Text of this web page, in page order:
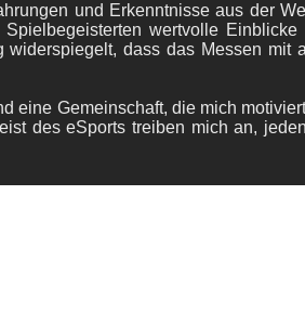
und Erkenntnisse aus der
wertvolle
dass das Messen mit
eine Gemeinschaft, die mich
des eSports treiben mich an,